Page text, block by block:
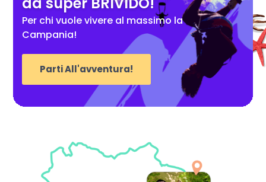
Per chi vuole vivere al massimo la
Campania!
Parti All'avventura!